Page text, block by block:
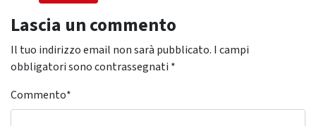
Lascia un commento
Il tuo indirizzo email non sarà pubblicato. I campi
obbligatori sono contrassegnati *
Commento*